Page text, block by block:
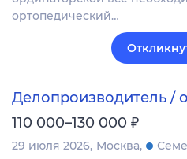
ортопедический…
Делопроизводитель /
110 000–130 000 ₽
29 июля 2026 Москва